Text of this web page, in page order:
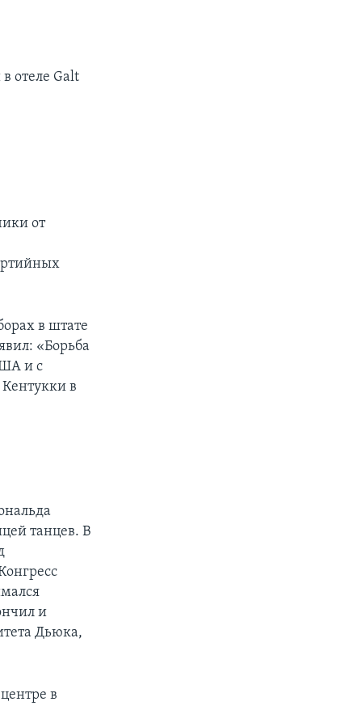
отеле Galt
от
в штате
«Борьба
и с
в
танцев. В
и
Дьюка,
в